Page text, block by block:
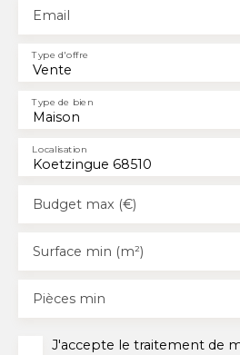
Email
Vente
Type d'offre
Maison
Type de bien
Koetzingue 68510
Localisation
Budget max (€)
Surface min (m²)
Pièces min
J'accepte le traitement de